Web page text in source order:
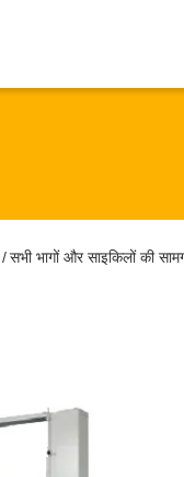
/सभी भागों और साइकिलों की